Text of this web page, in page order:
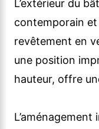
L’extérieur du
contemporain
revêtement en
une position
hauteur, offre